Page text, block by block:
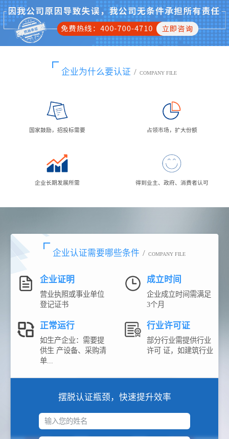
企业为什么要认证 / COMPANY FILE
国家鼓励，招投标需要 占领市场，扩大份额
企业长期发展所需 得到业主、政府、消费者认可
企业认证需要哪些条件 / COMPANY FILE
企业证明
营业执照或事业单位
登记证书
成立时间
企业成立时间需满足
3个月
正常运行
如生产企业：需要提
供生 产设备、采购清
单...
行业许可证
部分行业需提供行业
许可 证，如建筑行业
摆脱认证瓶颈，快速提升效率
输入您的姓名